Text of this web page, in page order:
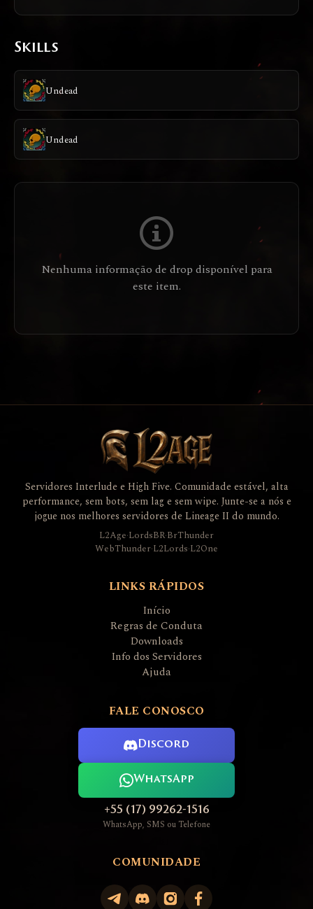
Skills
Undead
Undead
Nenhuma informação de drop disponível para
este item.
Servidores Interlude e High Five. Comunidade estável, alta
performance, sem bots, sem lag e sem wipe. Junte-se a nós e
jogue nos melhores servidores de Lineage II do mundo.
L2Age·LordsBR·BrThunder
WebThunder·L2Lords·L2One
LINKS RÁPIDOS
Início
Regras de Conduta
Downloads
Info dos Servidores
Ajuda
FALE CONOSCO
Discord
WhatsApp
+55 (17) 99262-1516
WhatsApp, SMS ou Telefone
COMUNIDADE